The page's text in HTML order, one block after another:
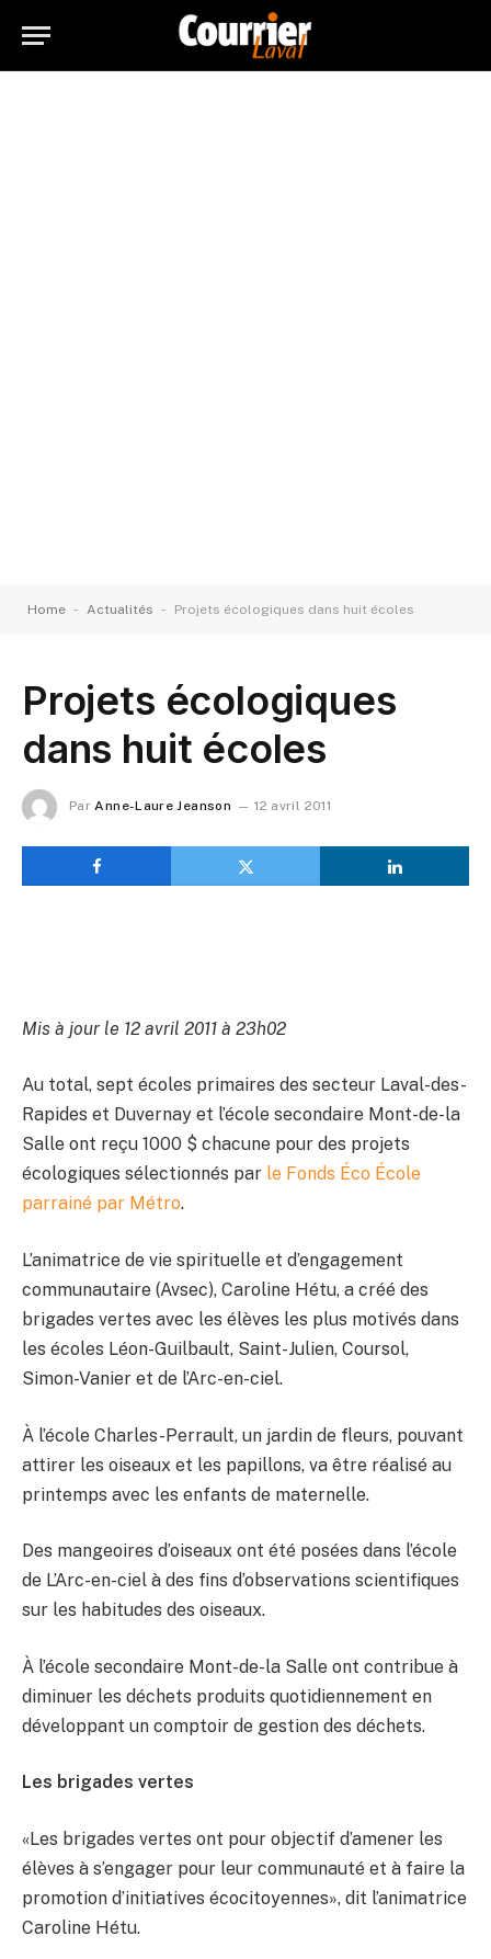
Home - Actualités - Projets écologiques dans huit écoles
Projets écologiques
dans huit écoles
Par Anne-Laure Jeanson 12 avril 2011
Mis à jour le 12 avril 2011 à 23h02
Au total, sept écoles primaires des secteur Laval-des-
Rapides et Duvernay et l’école secondaire Mont-de-la
Salle ont reçu 1000 $ chacune pour des projets
écologiques sélectionnés par le Fonds Éco École
parrainé par Métro.
L’animatrice de vie spirituelle et d’engagement
communautaire (Avsec), Caroline Hétu, a créé des
brigades vertes avec les élèves les plus motivés dans
les écoles Léon-Guilbault, Saint-Julien, Coursol,
Simon-Vanier et de l’Arc-en-ciel.
À l’école Charles-Perrault, un jardin de fleurs, pouvant
attirer les oiseaux et les papillons, va être réalisé au
printemps avec les enfants de maternelle.
Des mangeoires d’oiseaux ont été posées dans l’école
de L’Arc-en-ciel à des fins d’observations scientifiques
sur les habitudes des oiseaux.
À l’école secondaire Mont-de-la Salle ont contribue à
diminuer les déchets produits quotidiennement en
développant un comptoir de gestion des déchets.
Les brigades vertes
«Les brigades vertes ont pour objectif d’amener les
élèves à s’engager pour leur communauté et à faire la
promotion d’initiatives écocitoyennes», dit l’animatrice
Caroline Hétu.